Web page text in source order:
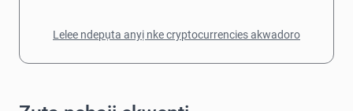
Lelee ndepụta anyị nke cryptocurrencies akwadoro